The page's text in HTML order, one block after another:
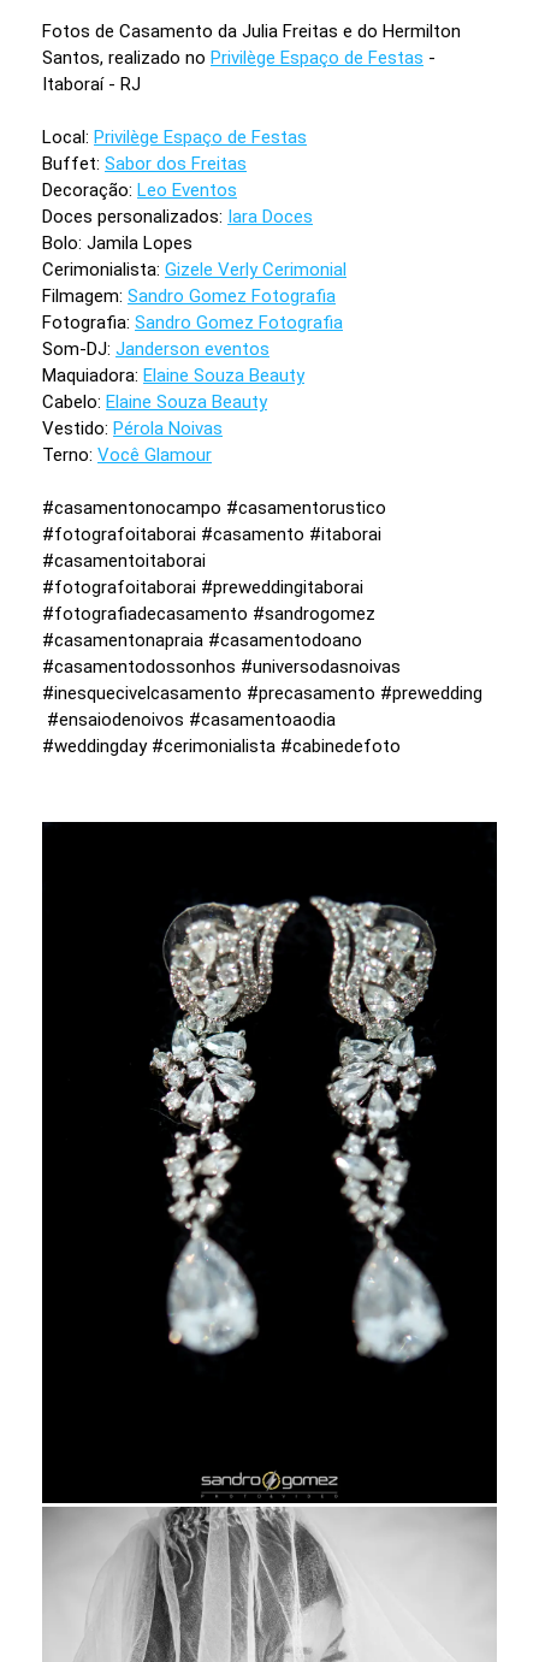
Fotos de Casamento da Julia Freitas e do Hermilton
Santos, realizado no Privilège Espaço de Festas -
Itaboraí - RJ
Local: Privilège Espaço de Festas
Buffet: Sabor dos Freitas
Decoração: Leo Eventos
Doces personalizados: Iara Doces
Bolo: Jamila Lopes
Cerimonialista: Gizele Verly Cerimonial
Filmagem: Sandro Gomez Fotografia
Fotografia: Sandro Gomez Fotografia
Som-DJ: Janderson eventos
Maquiadora: Elaine Souza Beauty
Cabelo: Elaine Souza Beauty
Vestido: Pérola Noivas
Terno: Você Glamour
#casamentonocampo #casamentorustico
#fotografoitaborai #casamento #itaborai
#casamentoitaborai
#fotografoitaborai #preweddingitaborai
#fotografiadecasamento #sandrogomez
#casamentonapraia #casamentodoano
#casamentodossonhos #universodasnoivas
#inesquecivelcasamento #precasamento #prewedding
#ensaiodenoivos #casamentoaodia
#weddingday #cerimonialista #cabinedefoto